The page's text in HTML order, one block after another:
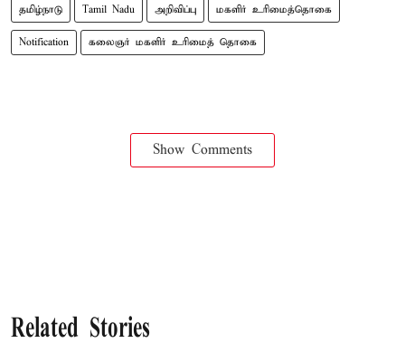
தமிழ்நாடு Tamil Nadu அறிவிப்பு மகளிர் உரிமைத்தொகை
Notification கலைஞர் மகளிர் உரிமைத் தொகை
Show Comments
Related Stories